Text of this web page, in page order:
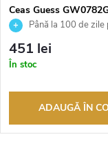
Ceas Guess
Până la 100 de zile
returnarea bunurilor.
autorizat
451 lei
În stoc
ADAUGĂ ÎN